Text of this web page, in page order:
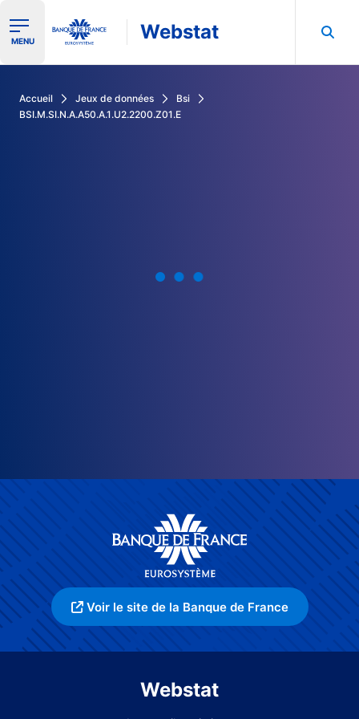
Ouvrir le menu de navigation
MENU Webstat
Accueil Jeux de données
Bsi
BSI.M.SI.N.A.A50.A.1.U2.2200.Z01.E
Voir le site de la Banque de France
Webstat